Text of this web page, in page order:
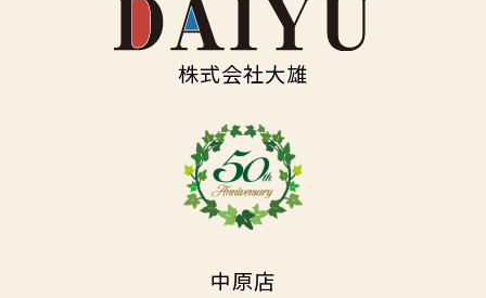
株式会社大雄
中原店